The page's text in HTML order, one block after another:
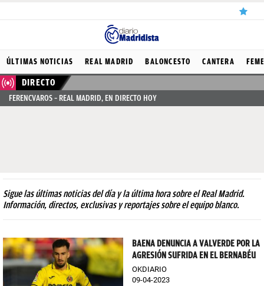
ÚLTIMAS
NOTICIAS
REAL
FICHAJES
FEMENINO
PAPARAZZI
OKDIARIO
ÚLTIMAS NOTICIAS REAL MADRID BALONCESTO CANTERA
DIRECTO
FERENCVAROS – REAL MADRID, EN DIRECTO HOY
Sigue las últimas noticias del día y la última hora sobre el Real Madrid.
Información, directos, exclusivas y reportajes sobre el equipo blanco.
BAENA DENUNCIA A VALVERDE POR LA
AGRESIÓN SUFRIDA EN EL BERNABÉU
OKDIARIO
09-04-2023